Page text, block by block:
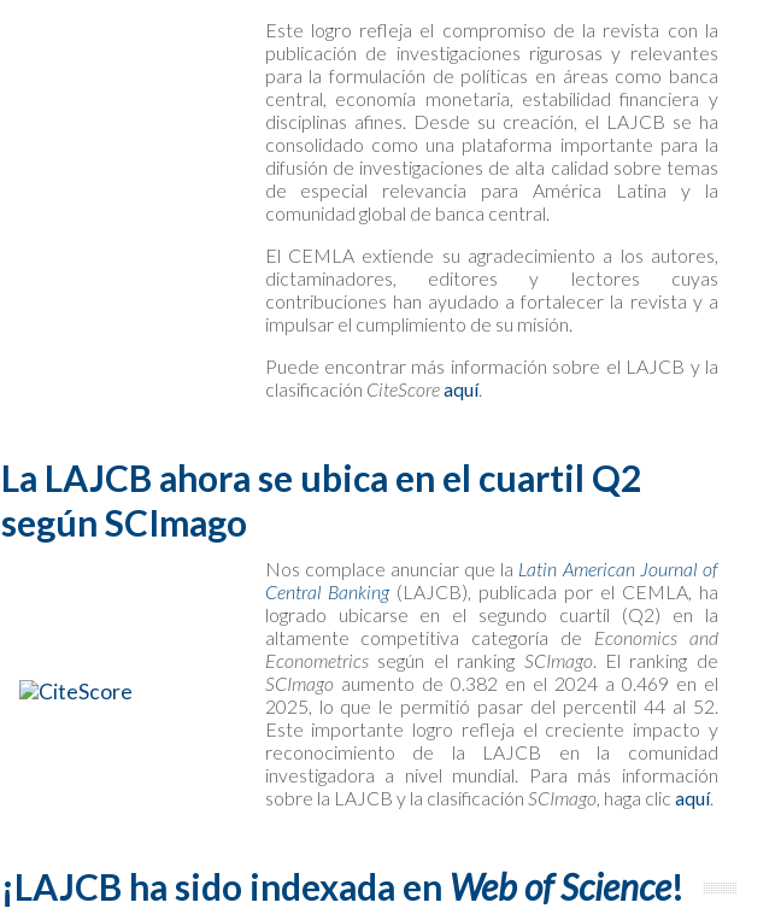
Este logro refleja el compromiso de la revista con la
publicación de investigaciones rigurosas y relevantes
para la formulación de políticas en áreas como banca
central, economía monetaria, estabilidad financiera y
disciplinas afines. Desde su creación, el LAJCB se ha
consolidado como una plataforma importante para la
difusión de investigaciones de alta calidad sobre temas
de especial relevancia para América Latina y la
comunidad global de banca central.
El CEMLA extiende su agradecimiento a los autores,
dictaminadores, editores y lectores cuyas
contribuciones han ayudado a fortalecer la revista y a
impulsar el cumplimiento de su misión.
Puede encontrar más información sobre el LAJCB y la
clasificación CiteScoreaquí.
La LAJCB ahora se ubica en el cuartil Q2
según SCImago
Nos complace anunciar que la Latin American Journal of
Central Banking(LAJCB), publicada por el CEMLA, ha
logrado ubicarse en el segundo cuartil (Q2) en la
altamente competitiva categoría de Economics and
Econometricssegún el ranking SCImago. El ranking de
SCImagoaumento de 0.382 en el 2024 a 0.469 en el
2025, lo que le permitió pasar del percentil 44 al 52.
Este importante logro refleja el creciente impacto y
reconocimiento de la LAJCB en la comunidad
investigadora a nivel mundial. Para más información
sobre la LAJCB y la clasificación SCImago, haga clic aquí.
¡LAJCB ha sido indexada en Web of Science!